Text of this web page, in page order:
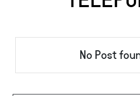
No Post